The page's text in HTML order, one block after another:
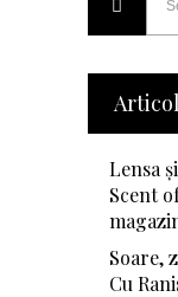
Lensa
Scent
Soare,
Cu